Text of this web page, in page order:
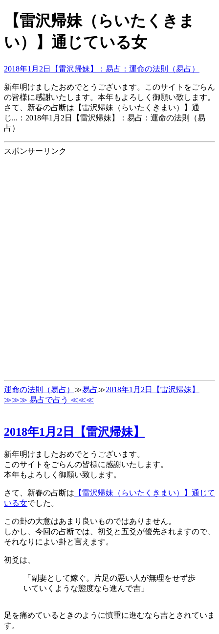
【雷沢帰妹（らいたくきま
い）】通じている女
2018年1月2日【雷沢帰妹】：易占：運命の法則（易占）
新年明けましたおめでとうございます。このサイトをごらん
の皆様に感謝いたします。本年もよろしく御願い致します。
さて、新春の占断は【雷沢帰妹（らいたくきまい）】通
じ...：2018年1月2日【雷沢帰妹】：易占：運命の法則（易
占）
スポンサーリンク
運命の法則（易占） ≫易占≫2018年1月2日【雷沢帰妹】
≫≫≫ 易占で占う ≪≪≪
2018年1月2日【雷沢帰妹】
新年明けましたおめでとうございます。
このサイトをごらんの皆様に感謝いたします。
本年もよろしく御願い致します。
さて、新春の占断は 【雷沢帰妹（らいたくきまい）】通じて
いる女でした。
この卦の大意はあまり良いものではありません。
しかし、今回の占断では、初爻と五爻が優先されますので、
それなりによい卦と言えます。
初爻は、
「副妻として嫁ぐ。片足の悪い人が無理をせず歩
いていくような態度なら進んで吉」
足を痛めているときのように慎重に進むなら吉とされていま
す。